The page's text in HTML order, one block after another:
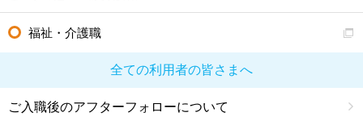
福祉・介護職
全ての利用者の皆さまへ
ご入職後のアフターフォローについて